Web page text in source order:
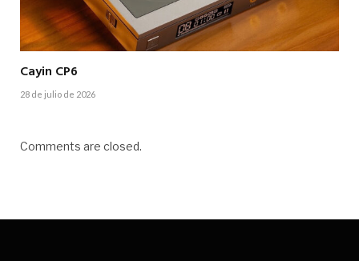
Cayin CP6
28 de julio de 2026
Comments are closed.